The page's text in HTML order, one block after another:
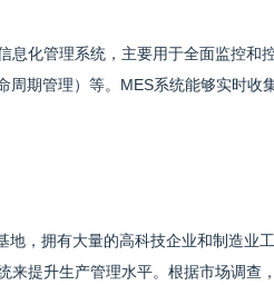
息化管理系统，主要用于全面监控
周期管理）等。MES系统能够实时
地，拥有大量的高科技企业和制造业
来提升生产管理水平。根据市场调